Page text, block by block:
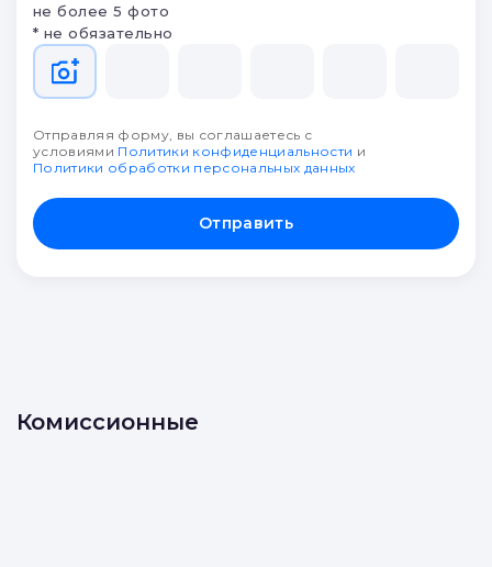
не более 5 фото
* не обязательно
Отправляя форму, вы соглашаетесь с
условиями Политики конфиденциальности и
Политики обработки персональных данных
Отправить
Комиссионные